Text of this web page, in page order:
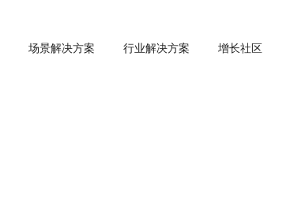
场景解决方案 行业解决方案 增长社区